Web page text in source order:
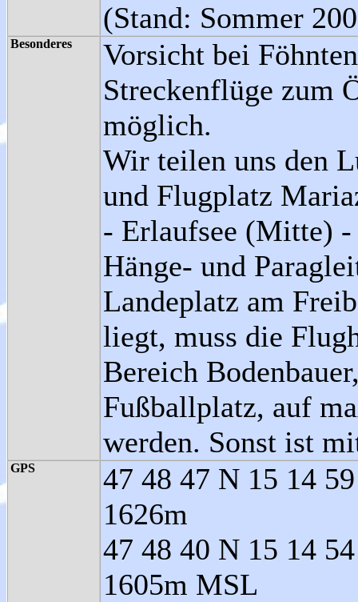
(Stand: Sommer
Besonderes
Vorsicht bei
Streckenflüge zum
möglich.
Wir teilen uns den
und Flugplatz
- Erlaufsee (Mitte)
Hänge- und
Landeplatz am
liegt, muss die
Bereich
Fußballplatz, auf
werden. Sonst ist
GPS
47 48 47 N 15 14
1626m
47 48 40 N 15 14
1605m MSL